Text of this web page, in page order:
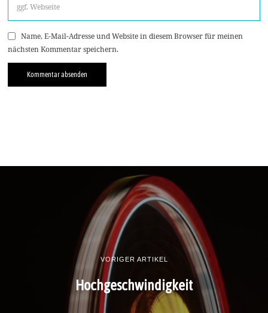
Name, E-Mail-Adresse und Website in diesem Browser für meinen
nächsten Kommentar speichern.
VORIGER ARTIKEL
Hochgeschwindigkeit